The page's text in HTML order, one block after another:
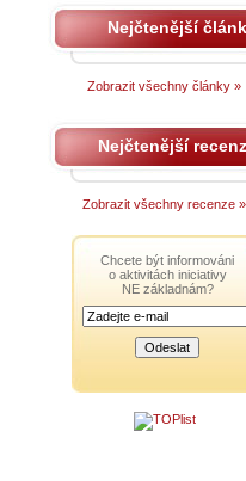
Nejčtenější
Zobrazit všechny články »
Nejčtenější
Zobrazit všechny recenze »
Chcete být informováni
o aktivitách iniciativy
NE základnám?